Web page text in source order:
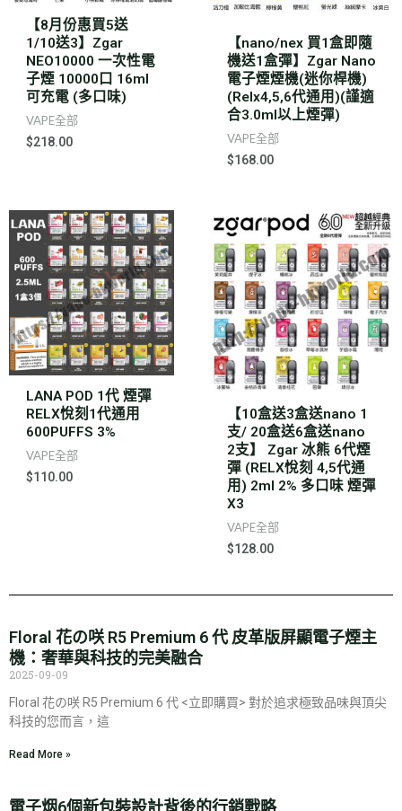
【8月份惠買5送
1/10送3】Zgar
NEO10000 一次性電
子煙 10000口 16ml
可充電 (多口味)
VAPE全部
$218.00
【nano/nex 買1盒即隨
機送1盒彈】Zgar Nano
電子煙煙機(迷你桿機)
(Relx4,5,6代通用)(謹適
合3.0ml以上煙彈)
VAPE全部
$168.00
LANA POD 1代 煙彈
RELX悅刻1代通用
600PUFFS 3%
VAPE全部
$110.00
【10盒送3盒送nano 1
支/ 20盒送6盒送nano
2支】 Zgar 冰熊 6代煙
彈 (RELX悅刻 4,5代通
用) 2ml 2% 多口味 煙彈
X3
VAPE全部
$128.00
Floral 花の咲 R5 Premium 6 代 皮革版屏顯電子煙主
機：奢華與科技的完美融合
2025-09-09
Floral 花の咲 R5 Premium 6 代 <立即購買> 對於追求極致品味與頂尖
科技的您而言，這
Read More »
電子烟6個新包裝設計背後的行銷戰略